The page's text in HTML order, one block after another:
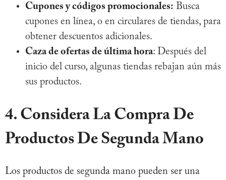
Cupones y códigos promocionales: Busca
cupones en línea, o en circulares de tiendas, para
obtener descuentos adicionales.
Caza de ofertas de última hora: Después del
inicio del curso, algunas tiendas rebajan aún más
sus productos.
4. Considera La Compra De
Productos De Segunda Mano
Los productos de segunda mano pueden ser una